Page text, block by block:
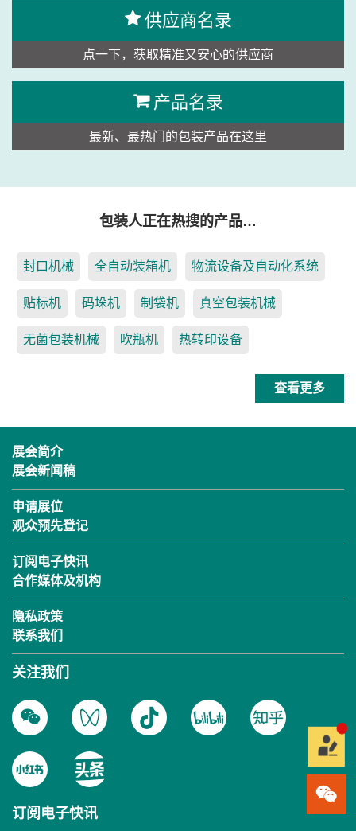
供应商名录
点一下，获取精准又安心的供应商
产品名录
最新、最热门的包装产品在这里
包装人正在热搜的产品…
封口机械 全自动装箱机 物流设备及自动化系统
贴标机 码垛机 制袋机 真空包装机械
无菌包装机械 吹瓶机 热转印设备
查看更多
展会简介
展会新闻稿
申请展位
观众预先登记
订阅电子快讯
合作媒体及机构
隐私政策
联系我们
关注我们
订阅电子快讯